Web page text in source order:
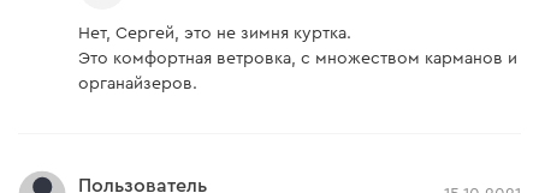
админграницах Вито-Почтового сельского
совета.
Нет, Сергей, это не зимня куртка.
Это комфортная ветровка, с множеством карманов и
органайзеров.
Пользователь